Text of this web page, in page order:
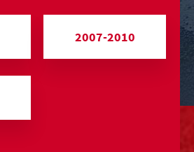
2007-2010